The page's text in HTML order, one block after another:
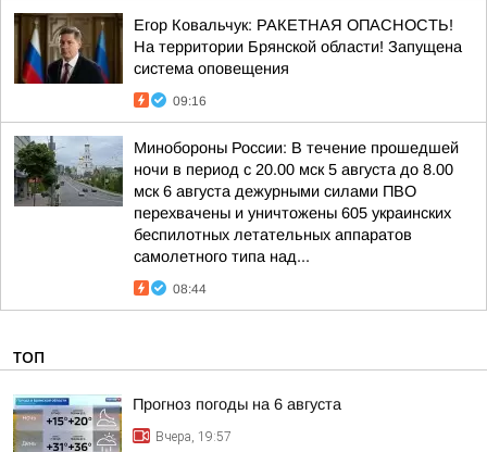
Егор Ковальчук: РАКЕТНАЯ ОПАСНОСТЬ!
На территории Брянской области! Запущена
система оповещения
09:16
Минобороны России: В течение прошедшей
ночи в период с 20.00 мск 5 августа до 8.00
мск 6 августа дежурными силами ПВО
перехвачены и уничтожены 605 украинских
беспилотных летательных аппаратов
самолетного типа над...
08:44
ТОП
Прогноз погоды на 6 августа
Вчера, 19:57